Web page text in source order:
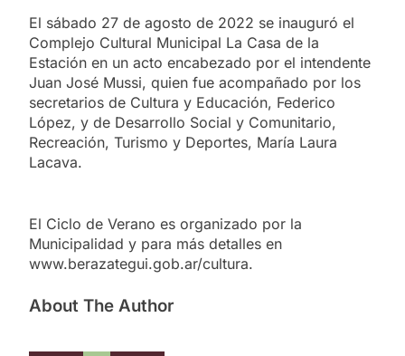
El sábado 27 de agosto de 2022 se inauguró el
Complejo Cultural Municipal La Casa de la
Estación en un acto encabezado por el intendente
Juan José Mussi, quien fue acompañado por los
secretarios de Cultura y Educación, Federico
López, y de Desarrollo Social y Comunitario,
Recreación, Turismo y Deportes, María Laura
Lacava.
El Ciclo de Verano es organizado por la
Municipalidad y para más detalles en
www.berazategui.gob.ar/cultura.
About The Author